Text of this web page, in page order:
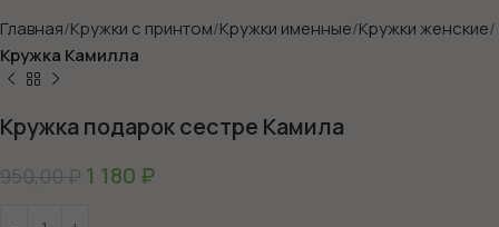
Главная Кружки с принтом Кружки именные Кружки женские
Кружка Камилла
Кружка подарок сестре Камила
950,00₽ 1 180 ₽